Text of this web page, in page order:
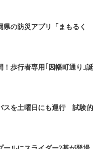
の防災アプリ「まもるく
！歩行者専用｢因幡町通り｣誕
スを土曜日にも運行 試験的